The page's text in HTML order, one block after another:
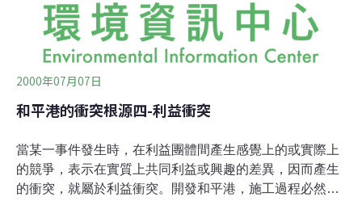
承諾事件；而環境影響評估報告書送審前，必須在當地舉
2000年07月07日
和平港的衝突根源四-利益衝突
當某一事件發生時，在利益團體間產生感覺上的或實際上
的競爭，表示在實質上共同利益或興趣的差異，因而產生
的衝突，就屬於利益衝突。開發和平港，施工過程必然造